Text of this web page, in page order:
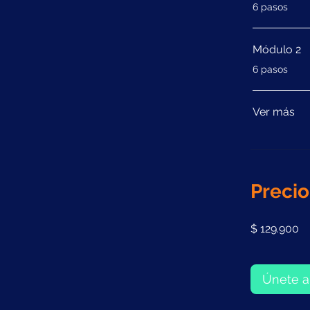
6 pasos
Módulo 2
.6 pasos
Ver más
Precio
$ 129.900
Únete